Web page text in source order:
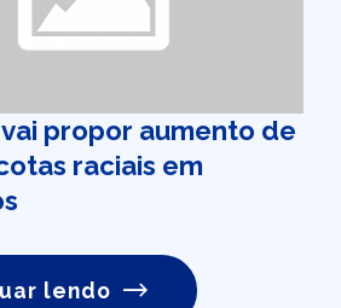
propor aumento de
raciais em
lendo